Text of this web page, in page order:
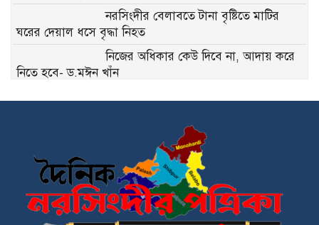
নরসিংদীর বেলাবতে টানা বৃষ্টিতে মাটির
ঘরের দেয়াল ধসে বৃদ্ধা নিহত
নিজের অধিকার কেউ দিবে না, আদায় করে
নিতে হবে- ড.মঈন খাঁন
পলাশ ও ঘোড়াশালের যুবদলের কমিটি নিয়ে
বিভ্রান্তি, কেন্দ্রীয় যুবদলের সতর্কবার্তা
ইটিপি বন্ধ রেখেই চলছিল উৎপাদন,